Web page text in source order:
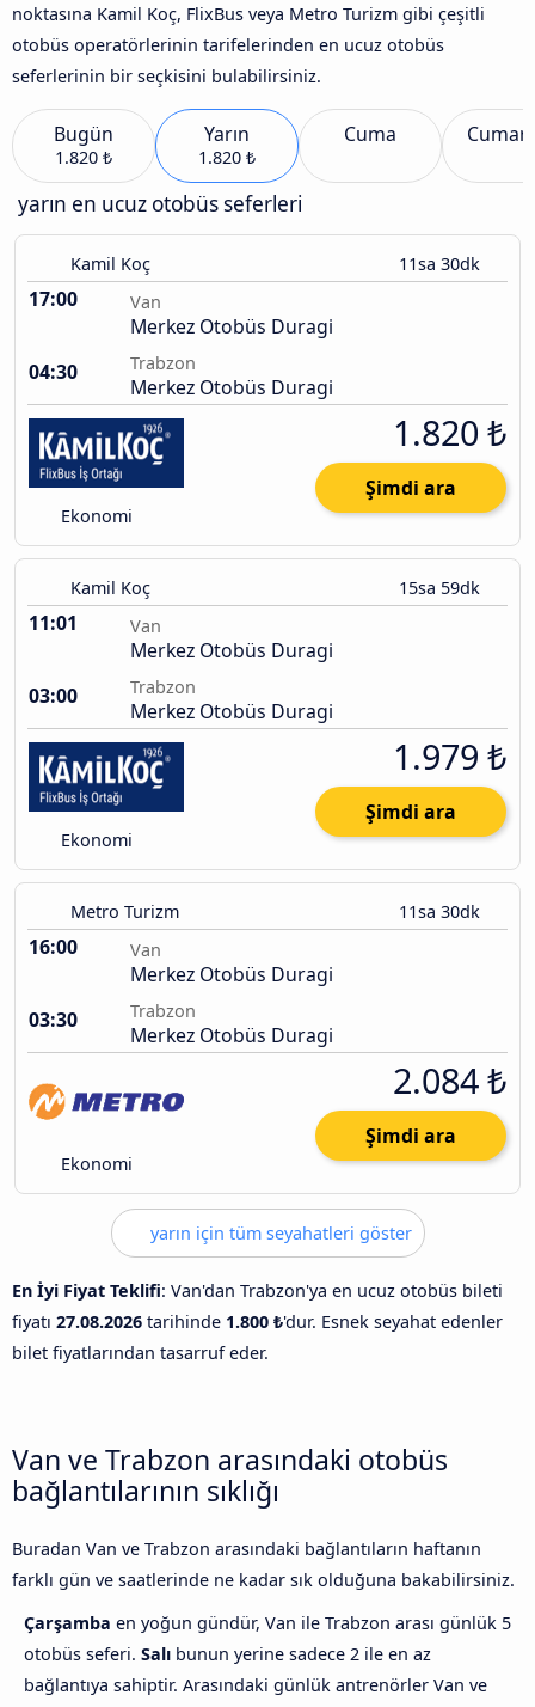
noktasına Kamil Koç, FlixBus veya Metro Turizm gibi çeşitli
otobüs operatörlerinin tarifelerinden en ucuz otobüs
seferlerinin bir seçkisini bulabilirsiniz.
Bugün
1.820 ₺
Yarın
1.820 ₺
Cuma
yarın en ucuz otobüs seferleri
Kamil Koç 11sa 30dk
17:00 Van
Merkez Otobüs Duragi
04:30
Trabzon
Merkez Otobüs Duragi
Ekonomi
1.820 ₺
Şimdi ara
Kamil Koç 15sa 59dk
11:01 Van
Merkez Otobüs Duragi
03:00
Trabzon
Merkez Otobüs Duragi
Ekonomi
1.979 ₺
Şimdi ara
Metro Turizm 11sa 30dk
16:00 Van
Merkez Otobüs Duragi
03:30
Trabzon
Merkez Otobüs Duragi
Ekonomi
2.084 ₺
Şimdi ara
yarın için tüm seyahatleri göster
En İyi Fiyat Teklifi: Van'dan Trabzon'ya en ucuz otobüs bileti
fiyatı 27.08.2026 tarihinde 1.800 ₺'dur. Esnek seyahat edenler
bilet fiyatlarından tasarruf eder.
Van ve Trabzon arasındaki otobüs
bağlantılarının sıklığı
Buradan Van ve Trabzon arasındaki bağlantıların haftanın
farklı gün ve saatlerinde ne kadar sık olduğuna bakabilirsiniz.
Çarşamba en yoğun gündür, Van ile Trabzon arası günlük 5
otobüs seferi. Salı bunun yerine sadece 2 ile en az
bağlantıya sahiptir. Arasındaki günlük antrenörler Van ve